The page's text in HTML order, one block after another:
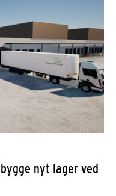
nyt lager ved